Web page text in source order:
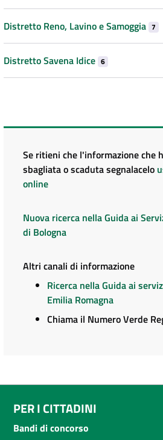
Distretto Reno, Lavino e Samoggia 7
Distretto Savena Idice 6
Se ritieni che l'informazione che
sbagliata o scaduta segnalacelo
online
Nuova ricerca nella Guida ai
di Bologna
Altri canali di informazione
Ricerca nella Guida ai
Emilia Romagna
Chiama il Numero Verde
PER I CITTADINI
Bandi di concorso